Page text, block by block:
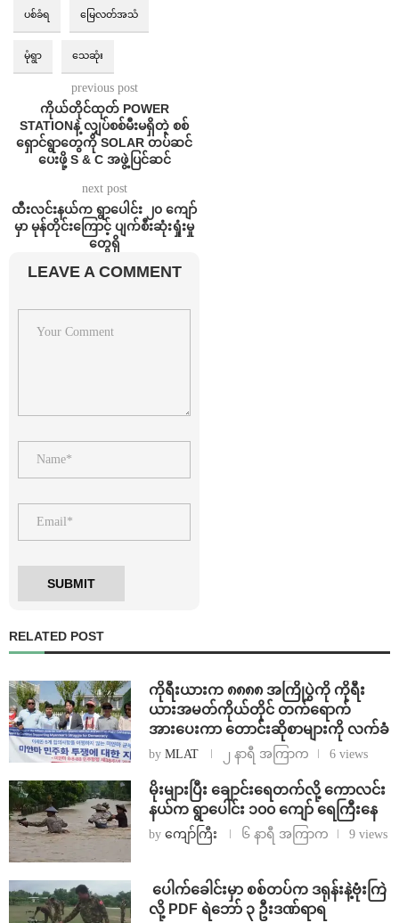
ပစ်ခံရ မြေလတ်အသံ
မုံရွာ သေဆုံး
previous post
ကိုယ်တိုင်ထုတ် POWER
STATIONနဲ့ လျှပ်စစ်မီးမရှိတဲ့ စစ်
ရှောင်ရွာတွေကို SOLAR တပ်ဆင်
ပေးဖို့ S & C အဖွဲ့ပြင်ဆင်
next post
ထီးလင်းနယ်က ရွာပေါင်း ၂၀ ကျော်
မှာ မုန်တိုင်းကြောင့် ပျက်စီးဆုံးရှုံးမှု
တွေရှိ
LEAVE A COMMENT
RELATED POST
ကိုရီးယားက ၈၈၈၈ အကြိုပွဲကို ကိုရီး
ယားအမတ်ကိုယ်တိုင် တက်ရောက်
အားပေးကာ တောင်းဆိုစာများကို လက်ခံ
by MLAT ၂ နာရီ အကြာက 6 views
⁨မိုးများပြီး ချောင်းရေတက်လို့ ကောလင်း
နယ်က ရွာပေါင်း ၁၀၀ ကျော် ရေကြီးနေ
by ကျော်ကြီး ၆ နာရီ အကြာက 9 views
⁩ ⁨ပေါက်ခေါင်းမှာ စစ်တပ်က ဒရုန်းနဲ့ဗုံးကြဲ
လို့ PDF ရဲဘော် ၃ ဦးဒဏ်ရာရ